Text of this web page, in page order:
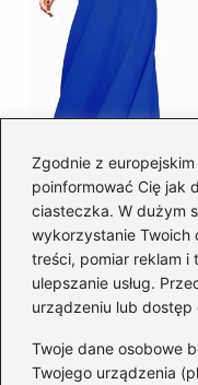
Zgodnie z
poinformować Cię jak
ciasteczka. W dużym
wykorzystanie Twoich
treści, pomiar reklam i
ulepszanie usług.
urządzeniu lub dostęp
Twoje dane osobowe
Twojego urządzenia
Łatwy sposób
półkoła w domu
Akcesoria(29)